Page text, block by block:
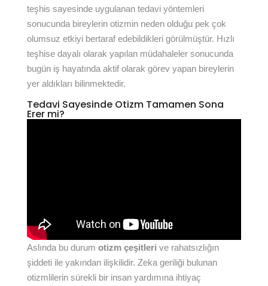
teşhis sayesinde uygulanan tedavi yöntemleri
sonucunda bireylerin otizmin neden olduğu pek çok
olumsuz etkiyi bertaraf edebildikleri görülmüştür. Hızlı
teşhise dayalı olarak yapılan müdahaleler sonucunda
bugün iş hayatında aktif olarak görev yapan bireylerin
yer aldıkları bilinmektedir.
Tedavi Sayesinde Otizm Tamamen Sona
Erer mi?
Aslında bu durum otizm çeşitleri ve rahatsızlığın
şiddeti ile yakından ilişkilidir. Zeka geriliği bulunan
otizmlilerin sürekli bir insan yardımına ihtiyaç